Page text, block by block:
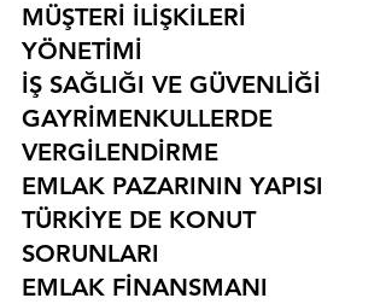
MÜŞTERİ İLİŞKİLERİ
YÖNETİMİ
İŞ SAĞLIĞI VE GÜVENLİĞİ
GAYRİMENKULLERDE
VERGİLENDİRME
EMLAK PAZARININ YAPISI
TÜRKİYE DE KONUT
SORUNLARI
EMLAK FİNANSMANI